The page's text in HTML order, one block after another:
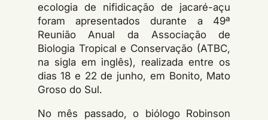
ecologia de nifidicação de jacaré-açu
foram apresentados durante a 49ª
Reunião Anual da Associação de
Biologia Tropical e Conservação (ATBC,
na sigla em inglês), realizada entre os
dias 18 e 22 de junho, em Bonito, Mato
Groso do Sul.
No mês passado, o biólogo Robinson